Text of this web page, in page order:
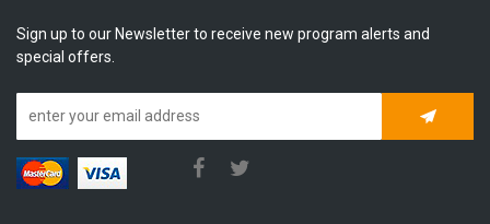
Sign up to our Newsletter to receive new program alerts and
special offers.